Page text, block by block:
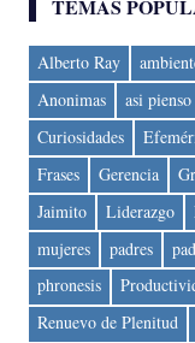
TEMAS
Alberto Ray
Anonimas
asi pienso
Curiosidades
Frases
Gerencia
Jaimito
Liderazgo
mujeres
padres
phronesis
Renuevo de Plenitud